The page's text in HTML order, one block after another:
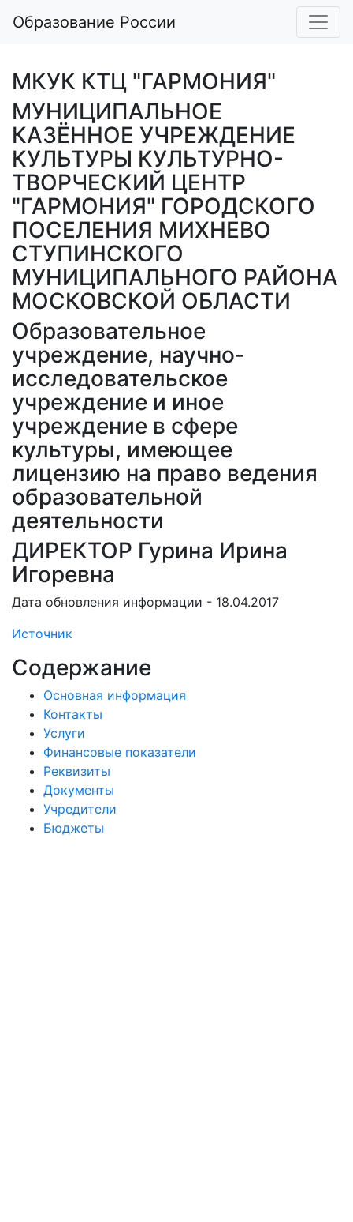
Образование России
МКУК КТЦ "ГАРМОНИЯ"
МУНИЦИПАЛЬНОЕ
КАЗЁННОЕ УЧРЕЖДЕНИЕ
КУЛЬТУРЫ КУЛЬТУРНО-
ТВОРЧЕСКИЙ ЦЕНТР
"ГАРМОНИЯ" ГОРОДСКОГО
ПОСЕЛЕНИЯ МИХНЕВО
СТУПИНСКОГО
МУНИЦИПАЛЬНОГО РАЙОНА
МОСКОВСКОЙ ОБЛАСТИ
Образовательное
учреждение, научно-
исследовательское
учреждение и иное
учреждение в сфере
культуры, имеющее
лицензию на право ведения
образовательной
деятельности
ДИРЕКТОР Гурина Ирина
Игоревна
Дата обновления информации - 18.04.2017
Источник
Содержание
Основная информация
Контакты
Услуги
Финансовые показатели
Реквизиты
Документы
Учредители
Бюджеты